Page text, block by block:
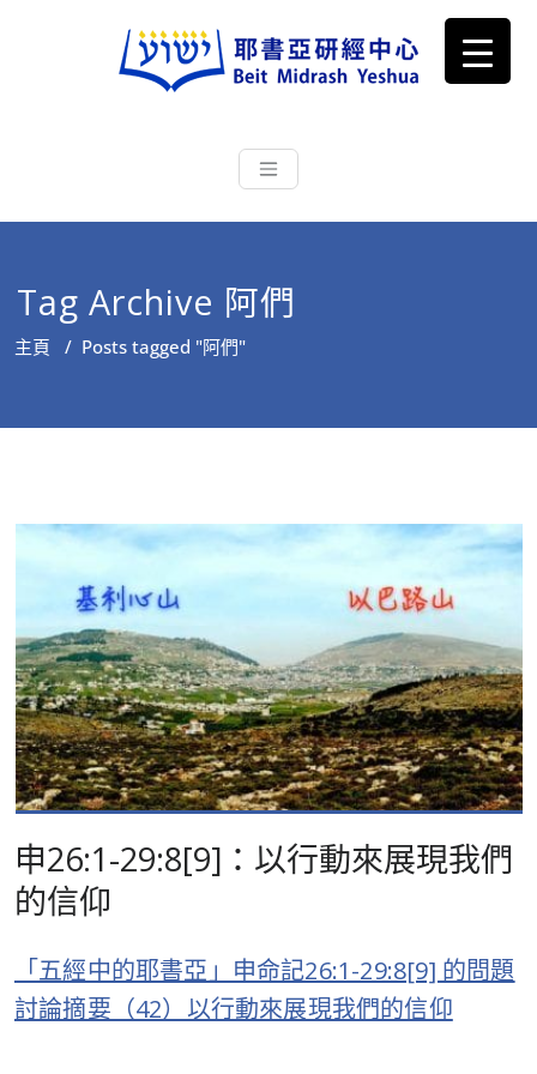
耶書亞研經中心
根源明白聖經，成為更好的門徒
Tag Archive 阿們
主頁 / Posts tagged "阿們"
申26:1-29:8[9]：以行動來展現我們
的信仰
「五經中的耶書亞」申命記26:1-29:8[9] 的問題
討論摘要（42）以行動來展現我們的信仰